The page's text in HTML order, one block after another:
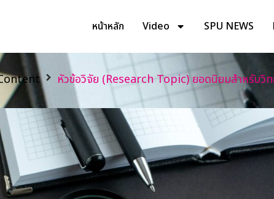
หน้าหลัก Video SPU NEWS
หัวข้อวิจัย (Research Topic) ยอดนิยมสำหรับวิ